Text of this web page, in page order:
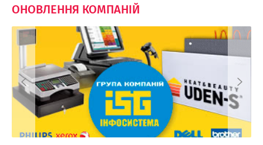
ОНОВЛЕННЯ КОМПАНІЙ